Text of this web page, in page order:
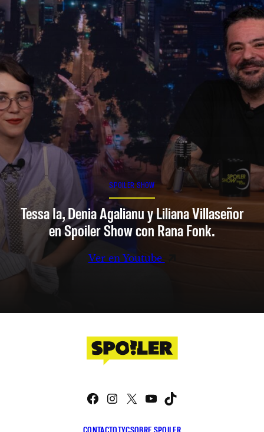
SPOILER SHOW
Tessa Ia, Denia Agalianu y Liliana Villaseñor
en Spoiler Show con Rana Fonk.
Ver en Youtube
CONTACTOTYCSOBRE SPOILER
Facebook
Instagram
X YouTube